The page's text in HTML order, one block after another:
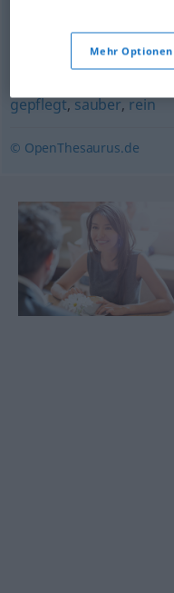
tipptopp,sauber
gepflegt,sauber,rein
© OpenThesaurus.de
Mehr Optionen